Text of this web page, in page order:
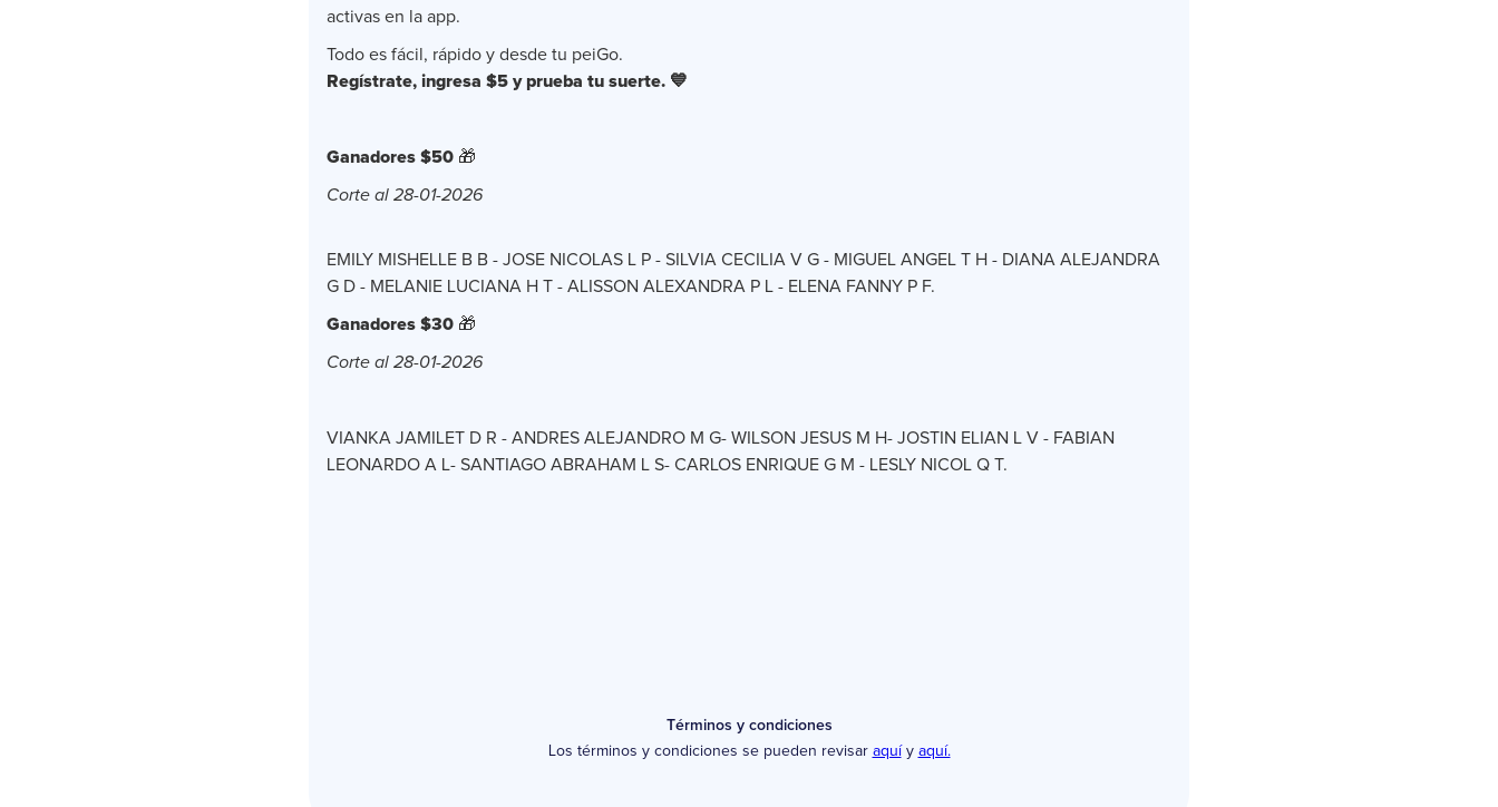
activas en la app.
Todo es fácil, rápido y desde tu peiGo.
Regístrate, ingresa $5 y prueba tu suerte. 💙
Ganadores $50 🎁
Corte al 28-01-2026
EMILY MISHELLE B B - JOSE NICOLAS L P - SILVIA CECILIA V G - MIGUEL ANGEL T H - DIANA ALEJANDRA
G D - MELANIE LUCIANA H T - ALISSON ALEXANDRA P L - ELENA FANNY P F.
Ganadores $30 🎁
Corte al 28-01-2026
VIANKA JAMILET D R - ANDRES ALEJANDRO M G- WILSON JESUS M H- JOSTIN ELIAN L V - FABIAN
LEONARDO A L- SANTIAGO ABRAHAM L S- CARLOS ENRIQUE G M - LESLY NICOL Q T.
Términos y condiciones
Los términos y condiciones se pueden revisar aquíy aquí.